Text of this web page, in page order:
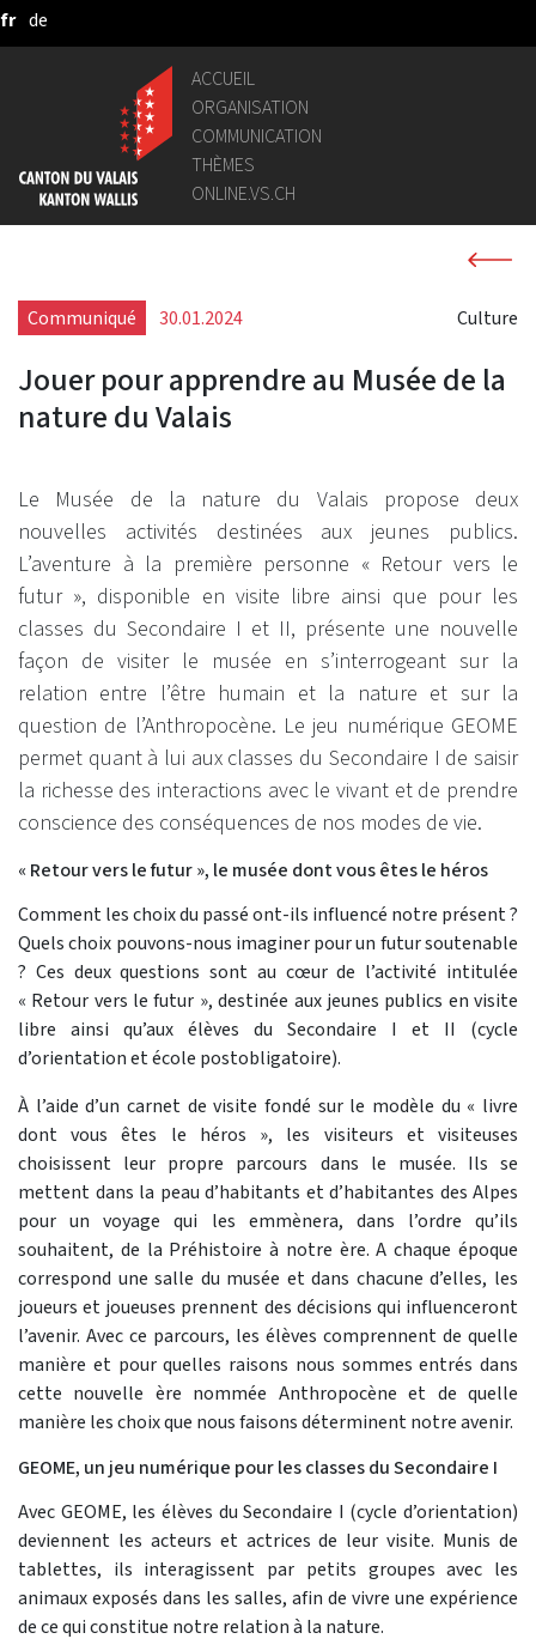
Saut au contenu principal
fr de
ACCUEIL
ORGANISATION
COMMUNICATION
THÈMES
ONLINE.VS.CH
Communiqué 30.01.2024 Culture
Jouer pour apprendre au Musée de la
nature du Valais
Le Musée de la nature du Valais propose deux
nouvelles activités destinées aux jeunes publics.
L’aventure à la première personne « Retour vers le
futur », disponible en visite libre ainsi que pour les
classes du Secondaire I et II, présente une nouvelle
façon de visiter le musée en s’interrogeant sur la
relation entre l’être humain et la nature et sur la
question de l’Anthropocène. Le jeu numérique GEOME
permet quant à lui aux classes du Secondaire I de saisir
la richesse des interactions avec le vivant et de prendre
conscience des conséquences de nos modes de vie.
« Retour vers le futur », le musée dont vous êtes le héros
Comment les choix du passé ont-ils influencé notre présent ?
Quels choix pouvons-nous imaginer pour un futur soutenable
? Ces deux questions sont au cœur de l’activité intitulée
« Retour vers le futur », destinée aux jeunes publics en visite
libre ainsi qu’aux élèves du Secondaire I et II (cycle
d’orientation et école postobligatoire).
À l’aide d’un carnet de visite fondé sur le modèle du « livre
dont vous êtes le héros », les visiteurs et visiteuses
choisissent leur propre parcours dans le musée. Ils se
mettent dans la peau d’habitants et d’habitantes des Alpes
pour un voyage qui les emmènera, dans l’ordre qu’ils
souhaitent, de la Préhistoire à notre ère. A chaque époque
correspond une salle du musée et dans chacune d’elles, les
joueurs et joueuses prennent des décisions qui influenceront
l’avenir. Avec ce parcours, les élèves comprennent de quelle
manière et pour quelles raisons nous sommes entrés dans
cette nouvelle ère nommée Anthropocène et de quelle
manière les choix que nous faisons déterminent notre avenir.
GEOME, un jeu numérique pour les classes du Secondaire I
Avec GEOME, les élèves du Secondaire I (cycle d’orientation)
deviennent les acteurs et actrices de leur visite. Munis de
tablettes, ils interagissent par petits groupes avec les
animaux exposés dans les salles, afin de vivre une expérience
de ce qui constitue notre relation à la nature.